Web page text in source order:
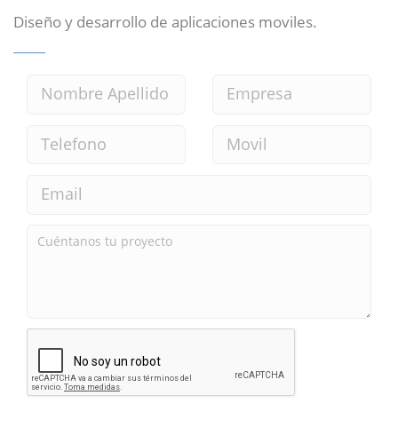
Diseño y desarrollo de aplicaciones moviles.